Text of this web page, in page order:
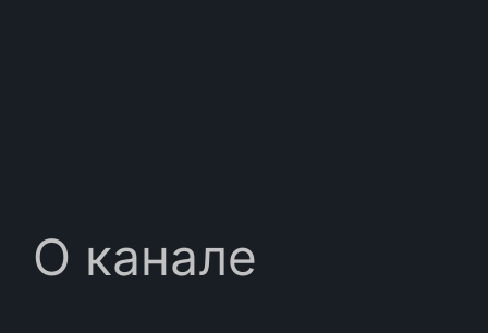
О канале